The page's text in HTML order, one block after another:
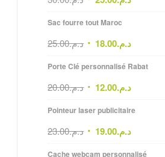
Sac fourre tout Maroc
د.م.25.00 د.م.18.00
Porte Clé personnalisé Rabat
د.م.20.00 د.م.12.00
Pointeur laser publicitaire
د.م.23.00 د.م.19.00
Cache webcam personnalisé